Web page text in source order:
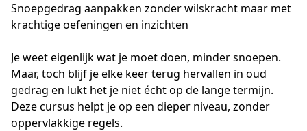
Snoepgedrag aanpakken zonder wilskracht maar met
krachtige oefeningen en inzichten
Je weet eigenlijk wat je moet doen, minder snoepen.
Maar, toch blijf je elke keer terug hervallen in oud
gedrag en lukt het je niet écht op de lange termijn.
Deze cursus helpt je op een dieper niveau, zonder
oppervlakkige regels.